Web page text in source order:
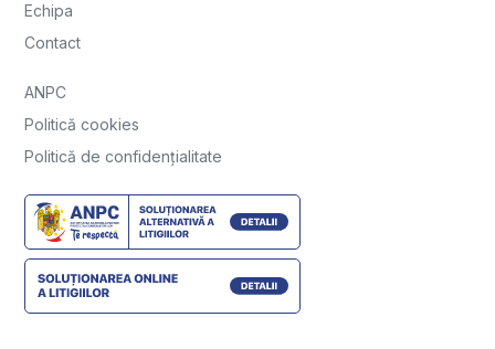
Echipa
Contact
ANPC
Politică cookies
Politică de confidențialitate